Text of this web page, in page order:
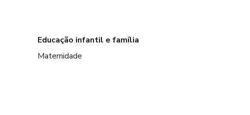
Educação infantil e família
Maternidade